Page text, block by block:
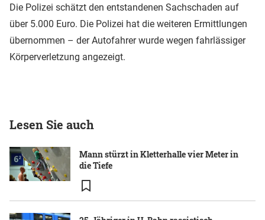
Die Polizei schätzt den entstandenen Sachschaden auf
über 5.000 Euro. Die Polizei hat die weiteren Ermittlungen
übernommen – der Autofahrer wurde wegen fahrlässiger
Körperverletzung angezeigt.
Lesen Sie auch
Mann stürzt in Kletterhalle vier Meter in
die Tiefe